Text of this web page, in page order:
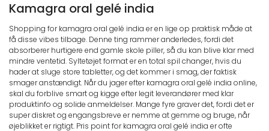
Kamagra oral gelé india
Shopping for kamagra oral gelé india er en lige op praktisk måde at
få disse vibes tilbage. Denne ting rammer anderledes, fordi det
absorberer hurtigere end gamle skole piller, så du kan blive klar med
mindre ventetid. Syltetøjet format er en total spil changer, hvis du
hader at sluge store tabletter, og det kommer i smag, der faktisk
smager anstændigt. Når du jager efter kamagra oral gelé india online,
skal du forblive smart og kigge efter legit leverandører med klar
produktinfo og solide anmeldelser. Mange fyre graver det, fordi det er
super diskret og engangsbreve er nemme at gemme og bruge, når
øjeblikket er rigtigt. Pris point for kamagra oral gelé india er ofte